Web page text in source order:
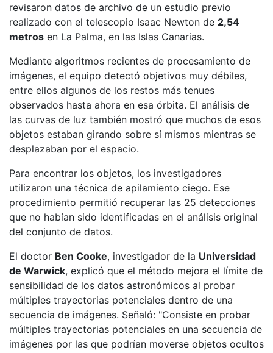
revisaron datos de archivo de un estudio previo
realizado con el telescopio Isaac Newton de 2,54
metros en La Palma, en las Islas Canarias.
Mediante algoritmos recientes de procesamiento de
imágenes, el equipo detectó objetivos muy débiles,
entre ellos algunos de los restos más tenues
observados hasta ahora en esa órbita. El análisis de
las curvas de luz también mostró que muchos de esos
objetos estaban girando sobre sí mismos mientras se
desplazaban por el espacio.
Para encontrar los objetos, los investigadores
utilizaron una técnica de apilamiento ciego. Ese
procedimiento permitió recuperar las 25 detecciones
que no habían sido identificadas en el análisis original
del conjunto de datos.
El doctor Ben Cooke, investigador de la Universidad
de Warwick, explicó que el método mejora el límite de
sensibilidad de los datos astronómicos al probar
múltiples trayectorias potenciales dentro de una
secuencia de imágenes. Señaló: "Consiste en probar
múltiples trayectorias potenciales en una secuencia de
imágenes por las que podrían moverse objetos ocultos